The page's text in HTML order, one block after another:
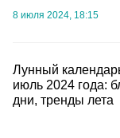
8 июля 2024, 18:15
Лунный
июль 2024 года:
дни, тренды лета